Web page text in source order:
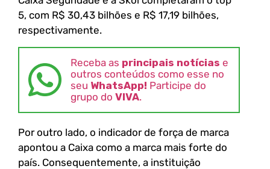
5, com R$ 30,43 bilhões e R$ 17,19 bilhões,
respectivamente.
Receba as principais notícias e
outros conteúdos como esse no
seu WhatsApp! Participe do
grupo do VIVA.
Por outro lado, o indicador de força de marca
apontou a Caixa como a marca mais forte do
país. Consequentemente, a instituição